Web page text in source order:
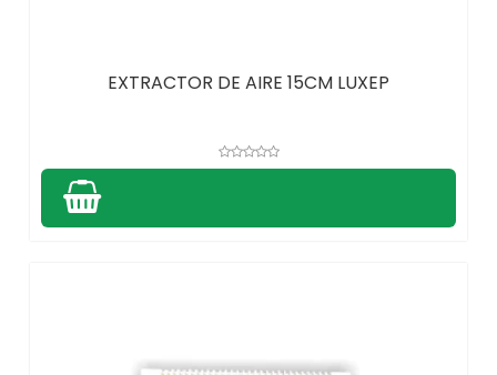
EXTRACTOR DE AIRE 15CM LUXEP